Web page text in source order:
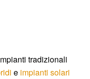
tradizionali
e impianti solari